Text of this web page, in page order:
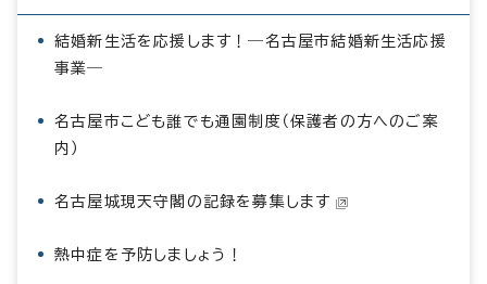
結婚新生活を応援します！―名古屋市結婚新生活応援
事業―
名古屋市こども誰でも通園制度（保護者の方へのご案
内）
名古屋城現天守閣の記録を募集します
熱中症を予防しましょう！